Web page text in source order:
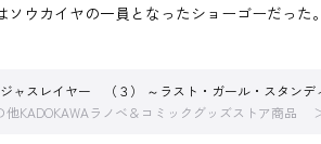
ウカイヤの一員となったショーゴーだっ
ャスレイヤー （３） ～ラスト・ガール・スタン
他KADOKAWAラノベ＆コミックグッズストア商品